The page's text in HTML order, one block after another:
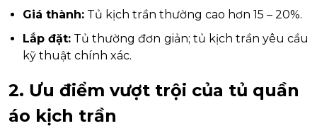
Giá thành: Tủ kịch trần thường cao hơn 15 – 20%.
Lắp đặt: Tủ thường đơn giản; tủ kịch trần yêu cầu
kỹ thuật chính xác.
2. Ưu điểm vượt trội của tủ quần
áo kịch trần